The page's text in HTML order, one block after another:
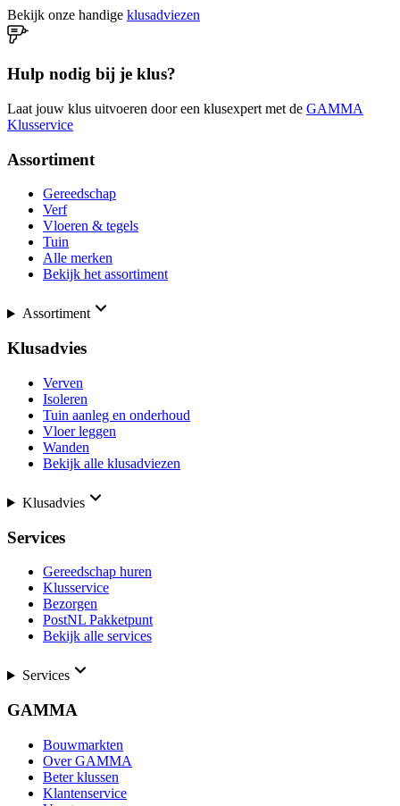
Bekijk onze handige klusadviezen
Hulp nodig bij je klus?
Laat jouw klus uitvoeren door een klusexpert met de GAMMA
Klusservice
Assortiment
Gereedschap
Verf
Vloeren & tegels
Tuin
Alle merken
Bekijk het assortiment
Assortiment
Klusadvies
Verven
Isoleren
Tuin aanleg en onderhoud
Vloer leggen
Wanden
Bekijk alle klusadviezen
Klusadvies
Services
Gereedschap huren
Klusservice
Bezorgen
PostNL Pakketpunt
Bekijk alle services
Services
GAMMA
Bouwmarkten
Over GAMMA
Beter klussen
Klantenservice